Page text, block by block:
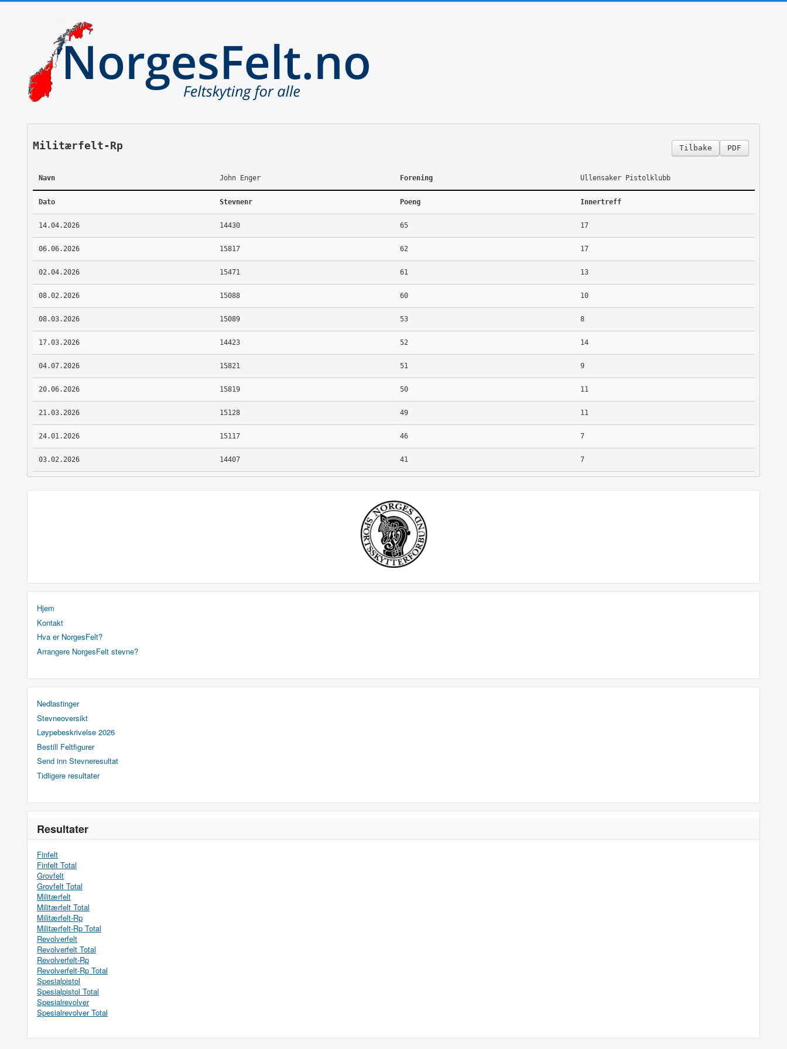
PDF
Tilbake
Militærfelt-Rp
Navn John Enger Forening Ullensaker Pistolklubb
Dato Stevnenr Poeng Innertreff
14.04.2026 14430 65 17
06.06.2026 15817 62 17
02.04.2026 15471 61 13
08.02.2026 15088 60 10
08.03.2026 15089 53 8
17.03.2026 14423 52 14
04.07.2026 15821 51 9
20.06.2026 15819 50 11
21.03.2026 15128 49 11
24.01.2026 15117 46 7
03.02.2026 14407 41 7
Hjem
Kontakt
Hva er NorgesFelt?
Arrangere NorgesFelt stevne?
Nedlastinger
Stevneoversikt
Løypebeskrivelse 2026
Bestill Feltfigurer
Send inn Stevneresultat
Tidligere resultater
Resultater
Finfelt
Finfelt Total
Grovfelt
Grovfelt Total
Militærfelt
Militærfelt Total
Militærfelt-Rp
Militærfelt-Rp Total
Revolverfelt
Revolverfelt Total
Revolverfelt-Rp
Revolverfelt-Rp Total
Spesialpistol
Spesialpistol Total
Spesialrevolver
Spesialrevolver Total